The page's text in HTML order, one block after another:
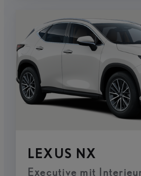
LEXUS NX
Executive mit